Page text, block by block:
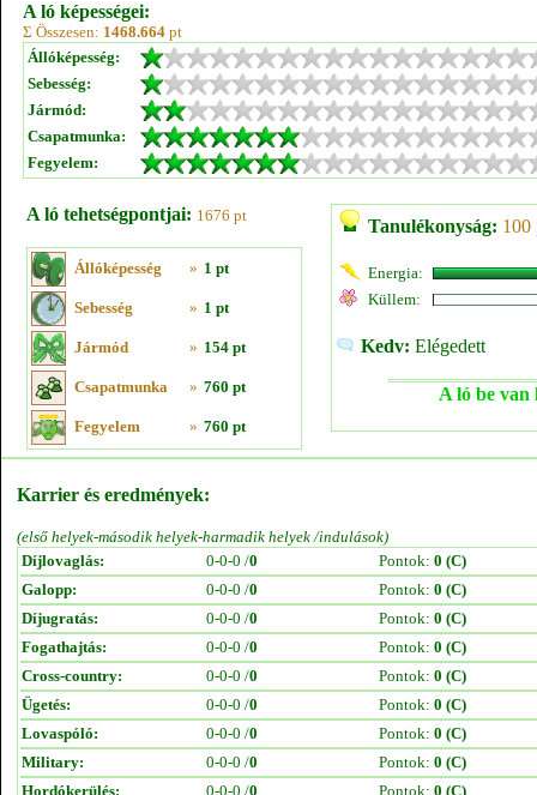
A ló képességei:
Σ Összesen: 1468.664 pt
Állóképesség:
Sebesség:
Jármód:
Csapatmunka:
Fegyelem:
A ló tehetségpontjai: 1676 pt
Állóképesség » 1 pt
Sebesség » 1 pt
Jármód » 154 pt
Csapatmunka » 760 pt
Fegyelem » 760 pt
Tanulékonyság: 100
Energia:
Küllem:
Kedv: Elégedett
A ló be van
Karrier és eredmények:
(első helyek-második helyek-harmadik helyek /indulások)
Díjlovaglás:
0-0-0 /0 Pontok: 0 (C)
Galopp:
0-0-0 /0 Pontok: 0 (C)
Díjugratás:
0-0-0 /0 Pontok: 0 (C)
Fogathajtás:
0-0-0 /0 Pontok: 0 (C)
Cross-country:
0-0-0 /0 Pontok: 0 (C)
Ügetés:
0-0-0 /0 Pontok: 0 (C)
Lovaspóló:
0-0-0 /0 Pontok: 0 (C)
Military:
0-0-0 /0 Pontok: 0 (C)
Hordókerülés:
0-0-0 /0 Pontok: 0 (C)